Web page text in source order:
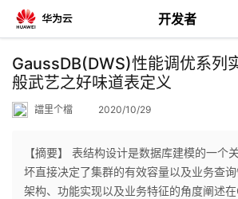
开发者
返
回
个
GaussDB(DWS)性能调优系列
般武艺之好味道表定义
譡里个檔 2020/10/29
【摘要】 表结构设计是数据库建模的一个
坏直接决定了集群的有效容量以及业务查
架构、功能实现以及业务特征的角度阐述